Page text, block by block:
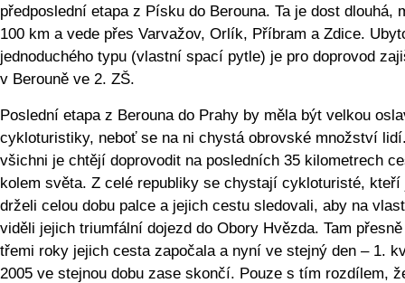
předposlední etapa z Písku do Berouna. Ta je dost dlouhá,
100 km a vede přes Varvažov, Orlík, Příbram a Zdice.
jednoduchého typu (vlastní spací pytle) je pro doprovod
v Berouně ve 2. ZŠ.
Poslední etapa z Berouna do Prahy by měla být velkou
cykloturistiky, neboť se na ni chystá obrovské množství
všichni je chtějí doprovodit na posledních 35 kilometrech
kolem světa. Z celé republiky se chystají cykloturisté, kteří
drželi celou dobu palce a jejich cestu sledovali, aby na
viděli jejich triumfální dojezd do Obory Hvězda. Tam
třemi roky jejich cesta započala a nyní ve stejný den – 1.
2005 ve stejnou dobu zase skončí. Pouze s tím rozdílem,